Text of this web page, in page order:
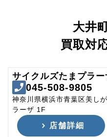
大井
買取対
サイクルズたまプラ
045-508-9805
神奈川県横浜市青葉区美し
ラーザ 1F
店舗詳細